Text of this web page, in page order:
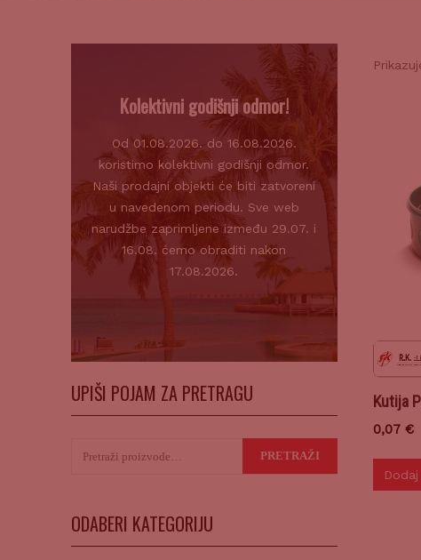
Kutija
0,07 €
Kolektivni godišnji odmor!
Od 01.08.2026. do 16.08.2026.
koristimo kolektivni godišnji odmor.
Naši prodajni objekti će biti zatvoreni
u navedenom periodu. Sve web
narudžbe zaprimljene između 29.07. i
16.08. ćemo obraditi nakon
17.08.2026.
UPIŠI POJAM ZA PRETRAGU
PRETRAŽI
ODABERI KATEGORIJU